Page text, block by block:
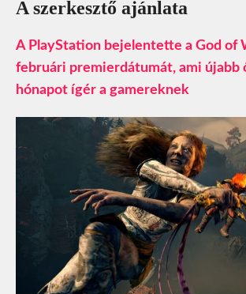
A szerkesztő ajánlata
A PlayStation bejelentette a God of
februári premierdátumát, ami újabb
hónapot ígér a gamereknek